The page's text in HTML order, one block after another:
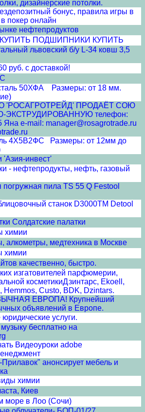
дизайнерские потолки.
бонус, правила игры в
в покер онлайн
нефтепродуктов
ПОДШИПНИКИ КУПИТЬ
львовский б/у L-34 ковш 3,5
руб. с доставкой!
50ХФА Размеры: от 18 мм.
'РОСАГРОТРЕЙД' ПРОДАЁТ СОЮ
телефон:
Яна e-mail: manager@rosagrotrade.ru
4Х5В2ФС Размеры: от 12мм до
'Азия-инвест'
- нефтепродукты, нефть, газовый
погружная пила TS 55 Q Festool
станок D3000TM Detool
Солдатские палатки
химии
алкометры, медтехника в Москве
химии
качественно, быстро.
изгатовителей парфюмерии,
косметикиДзинтарс, Ekoell,
Hemmos, Custo, BDK, Dzintars.
ЕВРОПА! Крупнейший
объявлений в Европе.
услуги.
бесплатно на
Видеоуроки adobe
анонсирует мебель и
химии
Киев
море в Лоо (Сочи)